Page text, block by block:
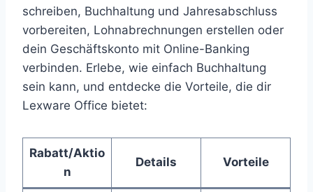
schreiben, Buchhaltung und Jahresabschluss
vorbereiten, Lohnabrechnungen erstellen oder
dein Geschäftskonto mit Online-Banking
verbinden. Erlebe, wie einfach Buchhaltung
sein kann, und entdecke die Vorteile, die dir
Lexware Office bietet:
Rabatt/Aktio
n
Details Vorteile